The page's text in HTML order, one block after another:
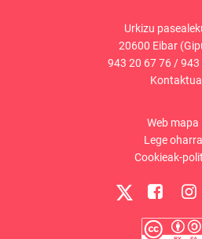
Urkizu
20600 Eibar
943 20 67 76 /943
Kontaktua
Web mapa
Lege oharra
Cookieak-